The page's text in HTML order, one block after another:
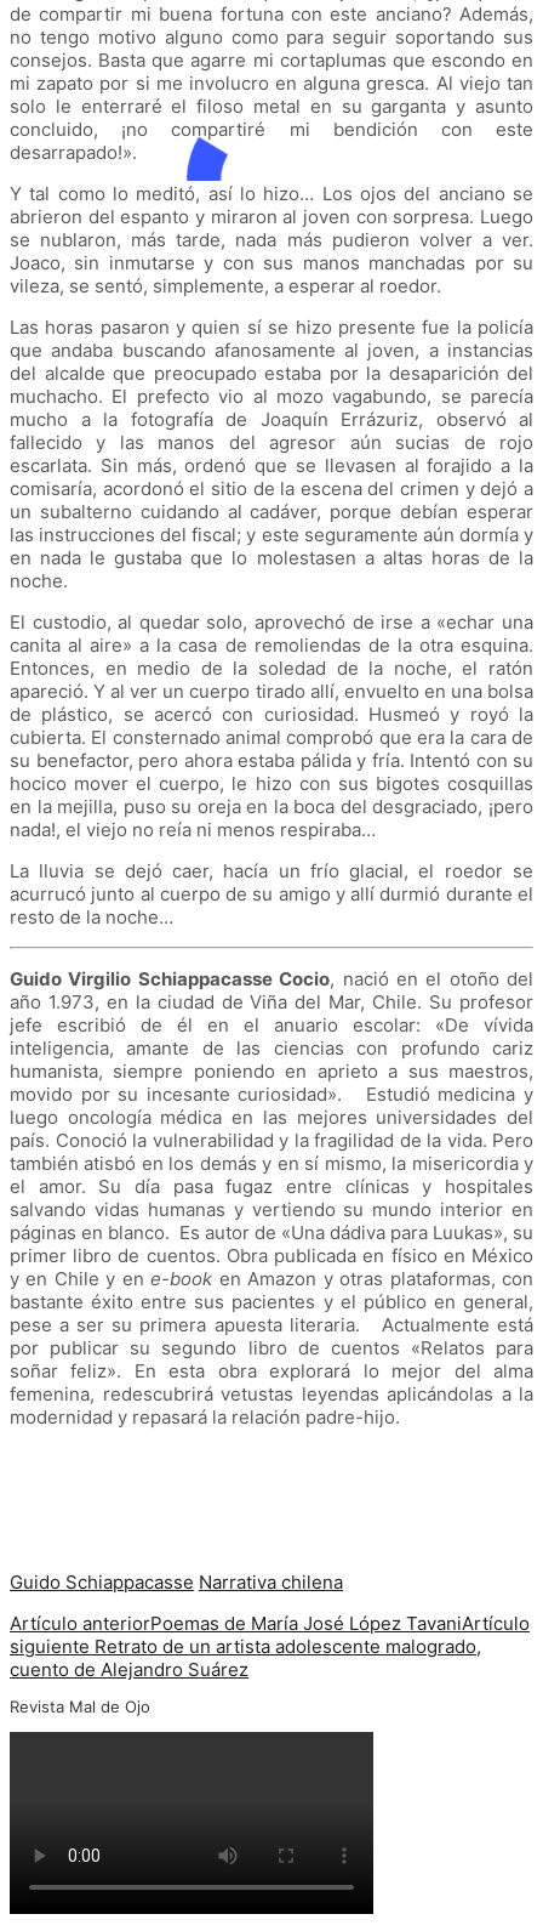
de compartir mi buena fortuna con este anciano? Además,
no tengo motivo alguno como para seguir soportando sus
consejos. Basta que agarre mi cortaplumas que escondo en
mi zapato por si me involucro en alguna gresca. Al viejo tan
solo le enterraré el filoso metal en su garganta y asunto
concluido, ¡no compartiré mi bendición con este
desarrapado!».
Y tal como lo meditó, así lo hizo… Los ojos del anciano se
abrieron del espanto y miraron al joven con sorpresa. Luego
se nublaron, más tarde, nada más pudieron volver a ver.
Joaco, sin inmutarse y con sus manos manchadas por su
vileza, se sentó, simplemente, a esperar al roedor.
Las horas pasaron y quien sí se hizo presente fue la policía
que andaba buscando afanosamente al joven, a instancias
del alcalde que preocupado estaba por la desaparición del
muchacho. El prefecto vio al mozo vagabundo, se parecía
mucho a la fotografía de Joaquín Errázuriz, observó al
fallecido y las manos del agresor aún sucias de rojo
escarlata. Sin más, ordenó que se llevasen al forajido a la
comisaría, acordonó el sitio de la escena del crimen y dejó a
un subalterno cuidando al cadáver, porque debían esperar
las instrucciones del fiscal; y este seguramente aún dormía y
en nada le gustaba que lo molestasen a altas horas de la
noche.
El custodio, al quedar solo, aprovechó de irse a «echar una
canita al aire» a la casa de remoliendas de la otra esquina.
Entonces, en medio de la soledad de la noche, el ratón
apareció. Y al ver un cuerpo tirado allí, envuelto en una bolsa
de plástico, se acercó con curiosidad. Husmeó y royó la
cubierta. El consternado animal comprobó que era la cara de
su benefactor, pero ahora estaba pálida y fría. Intentó con su
hocico mover el cuerpo, le hizo con sus bigotes cosquillas
en la mejilla, puso su oreja en la boca del desgraciado, ¡pero
nada!, el viejo no reía ni menos respiraba…
La lluvia se dejó caer, hacía un frío glacial, el roedor se
acurrucó junto al cuerpo de su amigo y allí durmió durante el
resto de la noche…
Guido Virgilio Schiappacasse Cocio, nació en el otoño del
año 1.973, en la ciudad de Viña del Mar, Chile. Su profesor
jefe escribió de él en el anuario escolar: «De vívida
inteligencia, amante de las ciencias con profundo cariz
humanista, siempre poniendo en aprieto a sus maestros,
movido por su incesante curiosidad». Estudió medicina y
luego oncología médica en las mejores universidades del
país. Conoció la vulnerabilidad y la fragilidad de la vida. Pero
también atisbó en los demás y en sí mismo, la misericordia y
el amor. Su día pasa fugaz entre clínicas y hospitales
salvando vidas humanas y vertiendo su mundo interior en
páginas en blanco. Es autor de «Una dádiva para Luukas», su
primer libro de cuentos. Obra publicada en físico en México
y en Chile y ene-book en Amazon y otras plataformas, con
bastante éxito entre sus pacientes y el público en general,
pese a ser su primera apuesta literaria. Actualmente está
por publicar su segundo libro de cuentos «Relatos para
soñar feliz». En esta obra explorará lo mejor del alma
femenina, redescubrirá vetustas leyendas aplicándolas a la
modernidad y repasará la relación padre-hijo.
Guido Schiappacasse Narrativa chilena
Artículo anteriorPoemas de María José López TavaniArtículo
siguiente Retrato de un artista adolescente malogrado,
cuento de Alejandro Suárez
Revista Mal de Ojo